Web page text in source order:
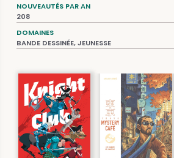
NOUVEAUTÉS PAR AN
208
DOMAINES
BANDE DESSINÉE, JEUNESSE